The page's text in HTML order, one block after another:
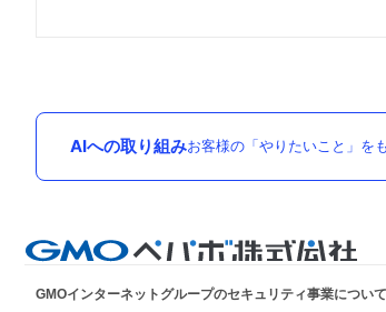
AIへの取り組みお客様の「やりたいこと」を
GMOインターネットグループのセキュリティ事業について